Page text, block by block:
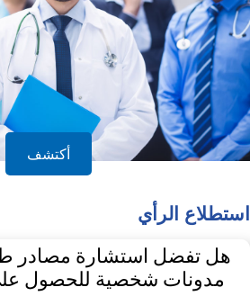
أكتشف
استطلاع الرأي
هل تفضل استشارة مصادر
مدونات شخصية للحصول